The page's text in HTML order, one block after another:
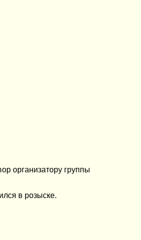
организатору группы
в розыске.